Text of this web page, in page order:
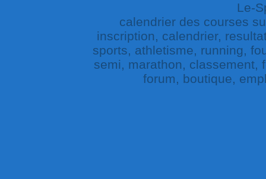
Le-
calendrier des courses
inscription, calendrier,
sports, athletisme, running,
semi, marathon, classement,
forum, boutique,